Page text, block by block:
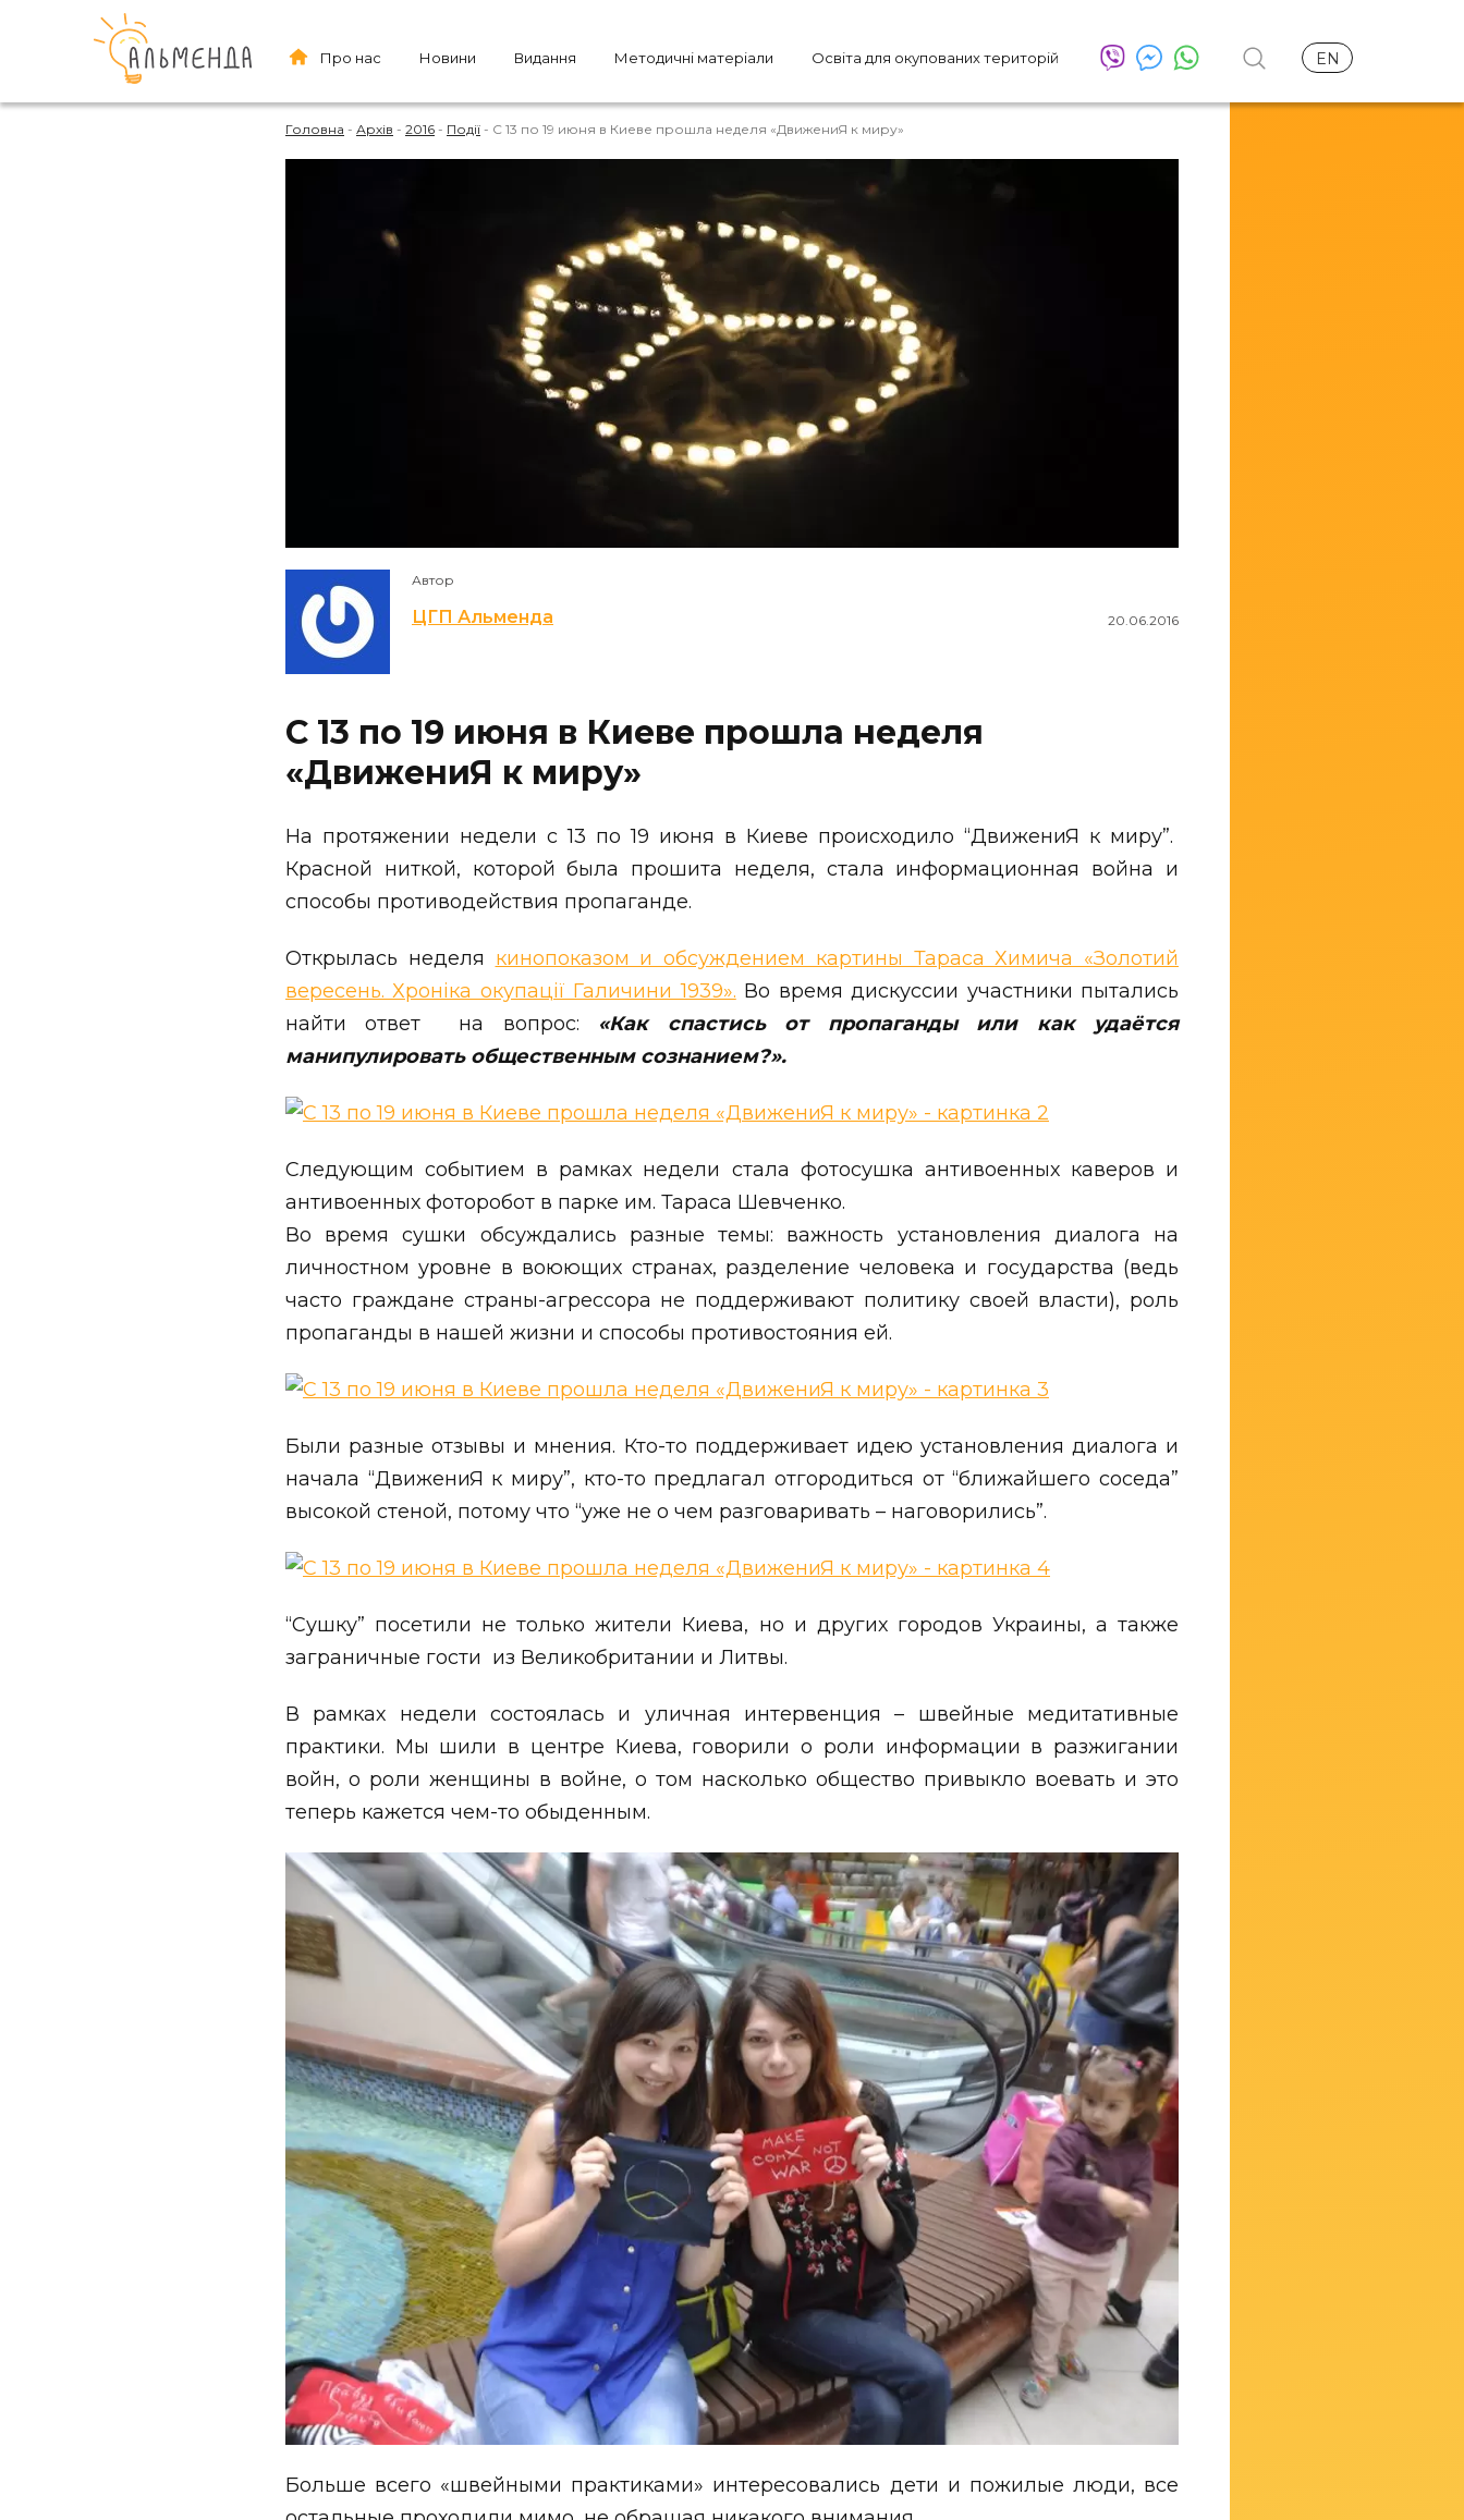
Про нас Новини Видання Методичні матеріали Освіта для окупованих територій EN
Головна - Архів - 2016 - Події - С 13 по 19 июня в Киеве прошла неделя «ДвижениЯ к миру»
Автор
ЦГП Альменда 20.06.2016
С 13 по 19 июня в Киеве прошла неделя
«ДвижениЯ к миру»
На протяжении недели с 13 по 19 июня в Киеве происходило “ДвижениЯ к миру”.
Красной ниткой, которой была прошита неделя, стала информационная война и
способы противодействия пропаганде.
Открылась неделя кинопоказом и обсуждением картины Тараса Химича «Золотий
вересень. Хроніка окупації Галичини 1939». Во время дискуссии участники пытались
найти ответ на вопрос: «Как спастись от пропаганды или как удаётся
манипулировать общественным сознанием?».
Следующим событием в рамках недели стала фотосушка антивоенных каверов и
антивоенных фоторобот в парке им. Тараса Шевченко.
Во время сушки обсуждались разные темы: важность установления диалога на
личностном уровне в воюющих странах, разделение человека и государства (ведь
часто граждане страны-агрессора не поддерживают политику своей власти), роль
пропаганды в нашей жизни и способы противостояния ей.
Были разные отзывы и мнения. Кто-то поддерживает идею установления диалога и
начала “ДвижениЯ к миру”, кто-то предлагал отгородиться от “ближайшего соседа”
высокой стеной, потому что “уже не о чем разговаривать – наговорились”.
“Сушку” посетили не только жители Киева, но и других городов Украины, а также
заграничные гости из Великобритании и Литвы.
В рамках недели состоялась и уличная интервенция – швейные медитативные
практики. Мы шили в центре Киева, говорили о роли информации в разжигании
войн, о роли женщины в войне, о том насколько общество привыкло воевать и это
теперь кажется чем-то обыденным.
Больше всего «швейными практиками» интересовались дети и пожилые люди, все